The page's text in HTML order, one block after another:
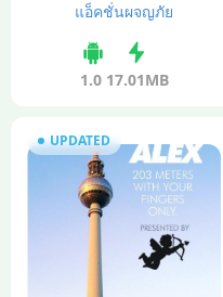
แอ็คชั่นผจญภัย
1.0 17.01MB
UPDATED